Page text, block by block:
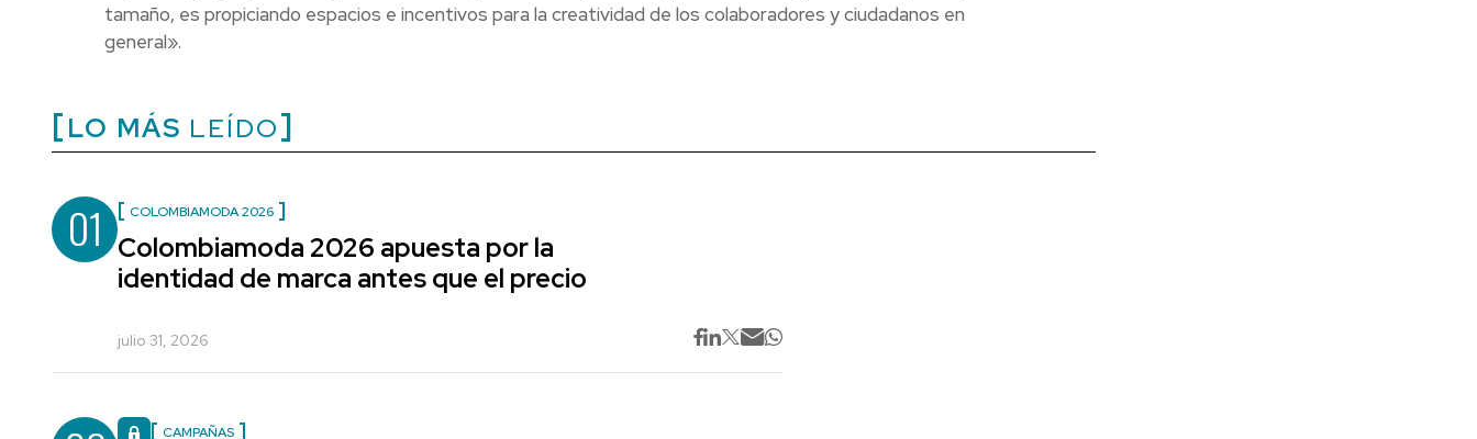
tamaño, es propiciando espacios e incentivos para la creatividad de los colaboradores y ciudadanos en
general».
LO MÁS LEÍDO
01 COLOMBIAMODA 2026
Colombiamoda 2026 apuesta por la
identidad de marca antes que el precio
julio 31, 2026
CAMPAÑAS